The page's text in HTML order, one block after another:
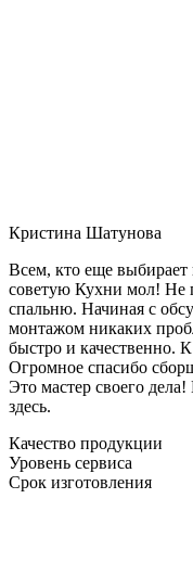
Кристина Шатунова
Всем, кто еще выбирает
советую Кухни мол! Не
спальню. Начиная с
монтажом никаких
быстро и качественно.
Огромное спасибо
Это мастер своего
здесь.
Качество продукции
Уровень сервиса
Срок изготовления